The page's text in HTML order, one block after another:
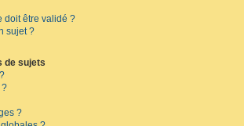
doit être validé ?
sujet ?
de sujets
?
?